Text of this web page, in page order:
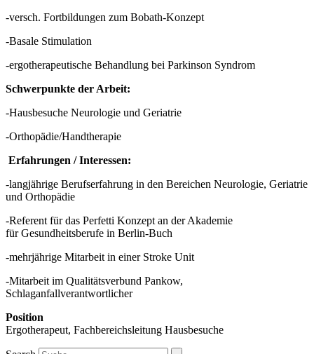
-versch. Fortbildungen zum Bobath-Konzept
-Basale Stimulation
-ergotherapeutische Behandlung bei Parkinson Syndrom
Schwerpunkte der Arbeit:
-Hausbesuche Neurologie und Geriatrie
-Orthopädie/Handtherapie
Erfahrungen / Interessen:
-langjährige Berufserfahrung in den Bereichen Neurologie, Geriatrie
und Orthopädie
-Referent für das Perfetti Konzept an der Akademie
für Gesundheitsberufe in Berlin-Buch
-mehrjährige Mitarbeit in einer Stroke Unit
-Mitarbeit im Qualitätsverbund Pankow,
Schlaganfallverantwortlicher
Position
Ergotherapeut, Fachbereichsleitung Hausbesuche